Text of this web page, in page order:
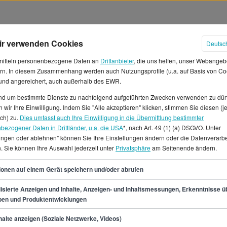
in Münster
Manager/in tätig bist, mit
Der Stundenlohn
du um die 3.633 €
zwischen 35.700 € und
als E-Commerce
findest du auch
Stellenangebote,
verwenden Cookies
personenbezogene Daten an Drittanbieter, die uns helfen, unser
In diesem Zusammenhang werden auch Nutzungsprofile (u.a. auf Basis von
angereichert, auch außerhalb des EWR.
um bestimmte Dienste zu nachfolgend aufgeführten Zwecken verwenden zu
wir Ihre Einwilligung. Indem Sie "Alle akzeptieren" klicken, stimmen Sie diesen
zu. Dies umfasst auch Ihre Einwilligung in die Übermittlung bestimmter
Daten in Drittländer, u.a. die USA*, nach Art. 49 (1) (a) DSGVO. Unter
oder ablehnen" können Sie Ihre Einstellungen ändern oder die
Sie können Ihre Auswahl jederzeit unter Privatsphäream Seitenende ändern.
auf einem Gerät speichern und/oder abrufen
Anzeigen und Inhalte, Anzeigen- und Inhaltsmessungen, Erkenntnisse
und Produktentwicklungen
anzeigen (Soziale Netzwerke, Videos)